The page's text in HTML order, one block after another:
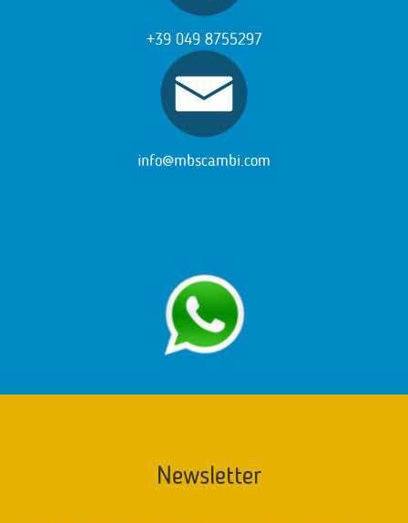
+39 049 8755297
info@mbscambi.com
Newsletter